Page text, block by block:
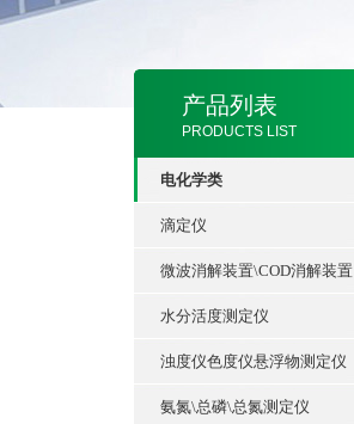
产品列表
PRODUCTS LIST
电化学类
滴定仪
微波消解装置\COD消解装置
水分活度测定仪
浊度仪色度仪悬浮物测定仪
氨氮\总磷\总氮测定仪